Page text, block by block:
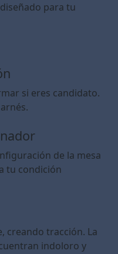
para tu
si eres candidato.
de la mesa
tu condición
creando tracción. La
indoloro y